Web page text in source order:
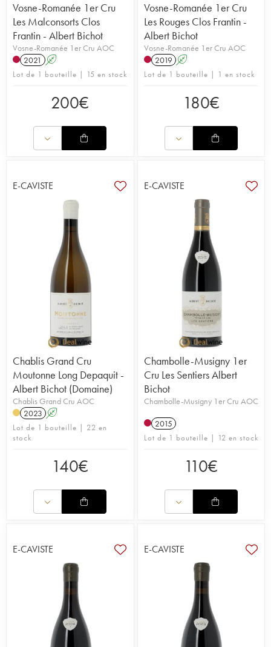
Vosne-Romanée 1er Cru
Les Malconsorts Clos
Frantin - Albert Bichot
Vosne-Romanée 1er Cru AOC
2021
A
Lot de 1 bouteille | 15 en stock
200€
Vosne-Romanée 1er Cru
Les Rouges Clos Frantin -
Albert Bichot
Vosne-Romanée 1er Cru AOC
2019 A
Lot de 1 bouteille | 1 en stock
180€
E-CAVISTE
Chablis Grand Cru
Moutonne Long Depaquit -
Albert Bichot (Domaine)
Chablis Grand Cru AOC
2023 A
Lot de 1 bouteille | 22 en
stock
140€
E-CAVISTE
Chambolle-Musigny 1er
Cru Les Sentiers Albert
Bichot
Chambolle-Musigny 1er Cru AOC
2015
Lot de 1 bouteille | 12 en stock
110€
E-CAVISTE E-CAVISTE